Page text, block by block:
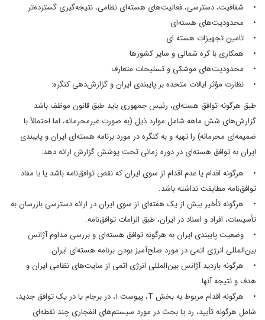
• شفافیت، دسترسی، فعالیت‌های هسته‌ای نظامی، نتیجه‌گیری گسترده‌تر
• محدودیت‌های هسته‌ای
• تامین تجهیزات هسته ای
• همکاری با کره شمالی و سایر کشورها
• محدودیت‌های موشکی و تسلیحات متعارف
• نظارت مؤثر ایالات متحده بر پایبندی ایران و گزارش‌دهی کنگره:
طبق هرگونه توافق هسته‌ای، رئیس جمهوری باید طبق قانون موظف باشد
گزارش‌های شش ماهه شامل موارد ذیل (به صورت غیرمحرمانه، اما احتمالاً با
ضمیمه‌ای محرمانه) را تهیه و به کنگره در مورد برنامه هسته‌ای ایران و پایبندی
ایران به توافق هسته‌ای در دوره زمانی تحت پوشش گزارش ارائه دهد:
• هرگونه اقدام یا عدم اقدام از سوی ایران که نقض توافق‌نامه باشد یا با مفاد
توافق‌نامه مطابقت نداشته باشد.
• هرگونه تأخیر بیش از یک هفته‌ای از سوی ایران در ارائه دسترسی بازرسان به
تأسیسات، افراد و اسناد در ایران، طبق الزامات توافق‌نامه.
• وضعیت پایبندی ایران به هرگونه توافق هسته‌ای و بررسی مداوم آژانس
بین‌المللی انرژی اتمی در مورد صلح‌آمیز بودن برنامه هسته‌ای ایران.
• هرگونه بازدید آژانس بین‌المللی انرژی اتمی از سایت‌های نظامی ایران و
هدف و نتیجه آنها.
• هرگونه اقدام مربوط به بخش T، پیوست ۱، در برجام یا در یک توافق جدید،
شامل هرگونه تأیید، رد یا بحث در مورد سیستم‌های انفجاری چند نقطه‌ای